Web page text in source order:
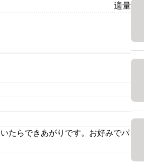
適量
たらできあがりです。お好みでパ